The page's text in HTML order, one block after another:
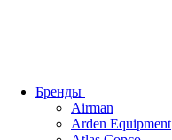
Бренды
Airman
Arden Equipment